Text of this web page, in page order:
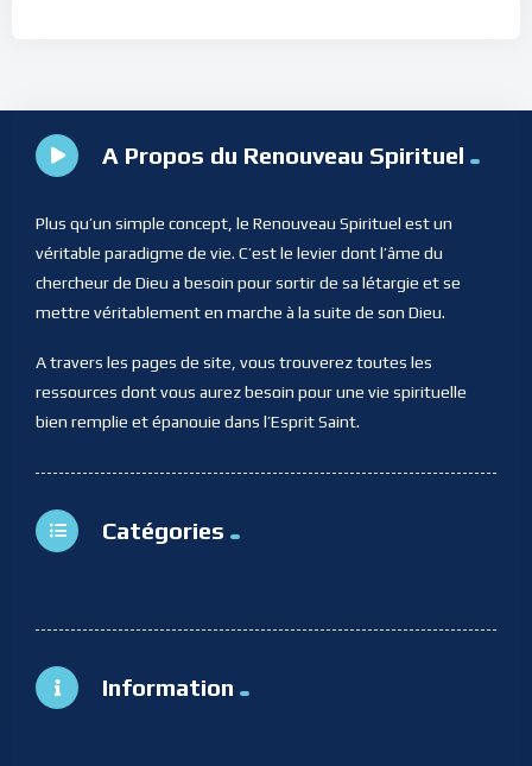
A Propos du Renouveau Spirituel
Plus qu’un simple concept, le Renouveau Spirituel est un
véritable paradigme de vie. C’est le levier dont l’âme du
chercheur de Dieu a besoin pour sortir de sa létargie et se
mettre véritablement en marche à la suite de son Dieu.
A travers les pages de site, vous trouverez toutes les
ressources dont vous aurez besoin pour une vie spirituelle
bien remplie et épanouie dans l’Esprit Saint.
Catégories
Information